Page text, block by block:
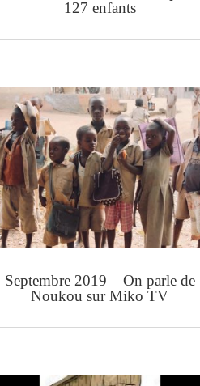
127 enfants
Septembre 2019 – On parle de
Noukou sur Miko TV